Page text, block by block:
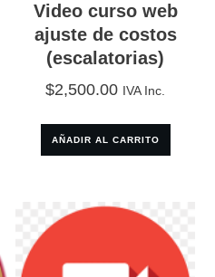
Video curso web
ajuste de costos
(escalatorias)
$2,500.00 IVA Inc.
AÑADIR AL CARRITO